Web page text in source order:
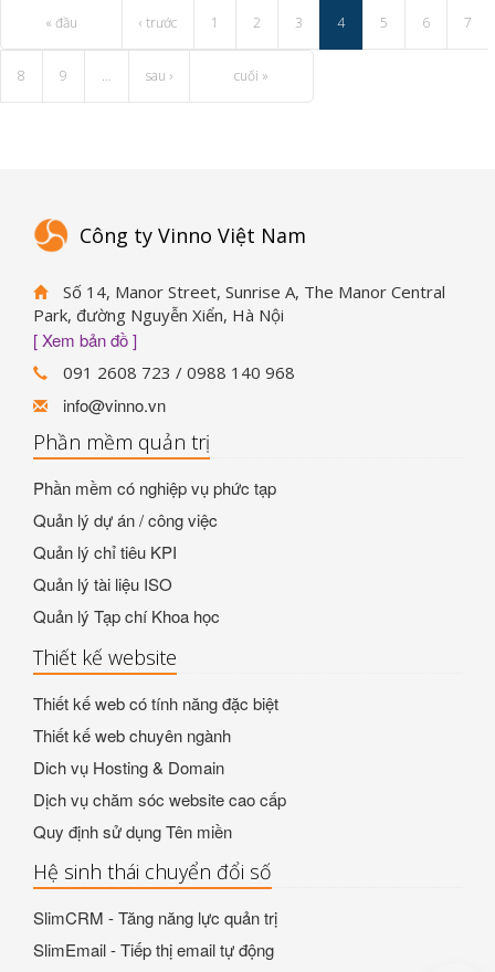
« đầu ‹ trước 1 2 3 4 5 6 7
8 9 … sau › cuối »
Công ty Vinno Việt Nam
Số 14, Manor Street, Sunrise A, The Manor Central
Park, đường Nguyễn Xiển, Hà Nội
[ Xem bản đồ ]
091 2608 723 / 0988 140 968
info@vinno.vn
Phần mềm quản trị
Phần mềm có nghiệp vụ phức tạp
Quản lý dự án / công việc
Quản lý chỉ tiêu KPI
Quản lý tài liệu ISO
Quản lý Tạp chí Khoa học
Thiết kế website
Thiết kế web có tính năng đặc biệt
Thiết kế web chuyên ngành
Dich vụ Hosting & Domain
Dịch vụ chăm sóc website cao cấp
Quy định sử dụng Tên miền
Hệ sinh thái chuyển đổi số
SlimCRM - Tăng năng lực quản trị
SlimEmail - Tiếp thị email tự động